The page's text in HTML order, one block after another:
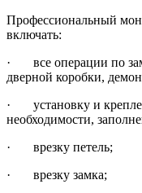
Профессиональный
включать:
· все операции по
дверной коробки,
· установку и
необходимости,
· врезку петель;
· врезку замка;